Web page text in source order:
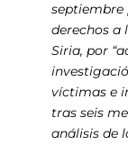
septiembre
derechos a
Siria, por
víctimas e
tras seis
análisis de